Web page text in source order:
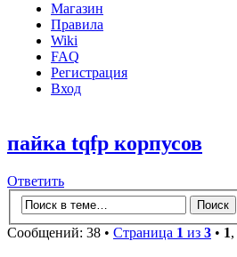
Магазин
Правила
Wiki
FAQ
Регистрация
Вход
пайка tqfp корпусов
Ответить
Сообщений: 38 • Страница 1 из 3 • 1,